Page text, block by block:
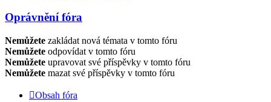
Oprávnění fóra
Nemůžete zakládat nová témata v tomto fóru
Nemůžete odpovídat v tomto fóru
Nemůžete upravovat své příspěvky v tomto fóru
Nemůžete mazat své příspěvky v tomto fóru
Obsah fóra